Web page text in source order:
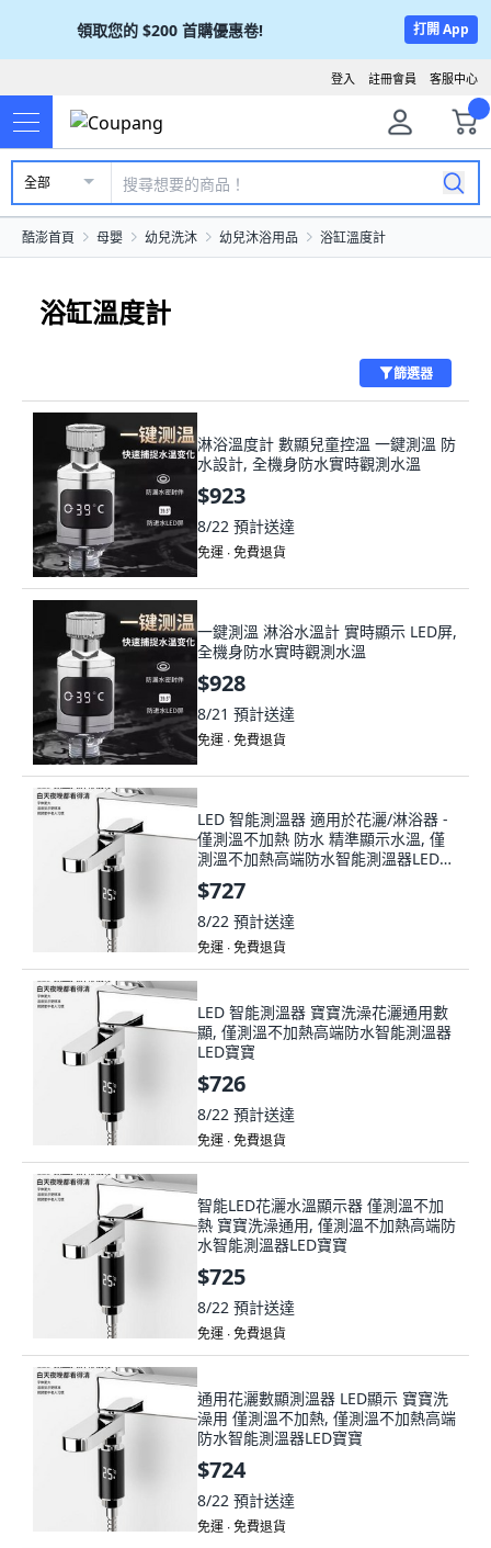
領取您的 $200 首購優惠卷! 打開 App
客服中心
註冊會員
登入
全部
酷澎首頁 母嬰 幼兒洗沐 幼兒沐浴用品 浴缸溫度計
浴缸溫度計
篩選器
淋浴溫度計 數顯兒童控溫 一鍵測溫 防
水設計, 全機身防水實時觀測水溫
$923
8/22 預計送達
免運 ∙ 免費退貨
一鍵測溫 淋浴水溫計 實時顯示 LED屏,
全機身防水實時觀測水溫
$928
8/21 預計送達
免運 ∙ 免費退貨
LED 智能測溫器 適用於花灑/淋浴器 -
僅測溫不加熱 防水 精準顯示水溫, 僅
測溫不加熱高端防水智能測溫器LED寶
寶
$727
8/22 預計送達
免運 ∙ 免費退貨
LED 智能測溫器 寶寶洗澡花灑通用數
顯, 僅測溫不加熱高端防水智能測溫器
LED寶寶
$726
8/22 預計送達
免運 ∙ 免費退貨
智能LED花灑水溫顯示器 僅測溫不加
熱 寶寶洗澡通用, 僅測溫不加熱高端防
水智能測溫器LED寶寶
$725
8/22 預計送達
免運 ∙ 免費退貨
通用花灑數顯測溫器 LED顯示 寶寶洗
澡用 僅測溫不加熱, 僅測溫不加熱高端
防水智能測溫器LED寶寶
$724
8/22 預計送達
免運 ∙ 免費退貨